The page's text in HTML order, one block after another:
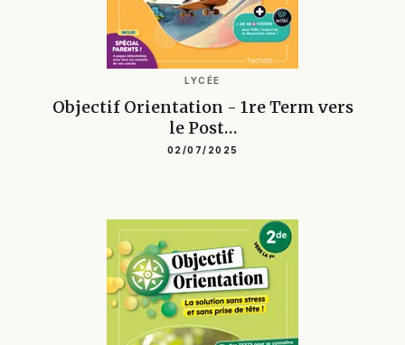
LYCÉE
Objectif Orientation - 1re Term vers
le Post…
02/07/2025